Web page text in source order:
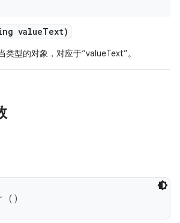
valueText)
类型的对象，对应于“valueText”。
()